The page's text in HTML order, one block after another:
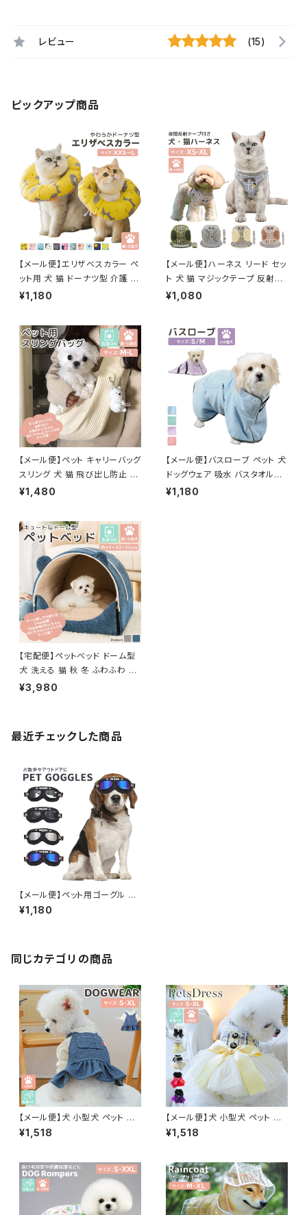
レビュー (15)
ピックアップ商品
【メール便】エリザベスカラー ペ
ット用 犬 猫 ドーナツ型 介護 ク
ッション ネッカー／pets084
¥1,180
【メール便】ハーネス リード セッ
ト 犬 猫 マジックテープ 反射テ
ープ付き サイズ調整可能／pet
¥1,080
【メール便】ペット キャリーバッグ
スリング 犬 猫 飛び出し防止 抱
っこひも／pets059
¥1,480
【メール便】バスローブ ペット 犬
ドッグウェア 吸水 バスタオル／
pets025
¥1,180
【宅配便】ペットベッド ドーム型
犬 洗える 猫 秋 冬 ふわふわ ／
pets006
¥3,980
最近チェックした商品
【メール便】ペット用ゴーグル サ
ングラス メガネ バンド ゴム 犬
／pets064
¥1,180
同じカテゴリの商品
【メール便】犬 小型犬 ペット ワ
ンピース ペット用品 服 ドッグウ
ェア レイヤード風ワンピ 犬の服
¥1,518
【メール便】犬 小型犬 ペット ド
レス 服 結婚式 ウエディング パ
ーティー ペット用品 ドッグウェ
¥1,518